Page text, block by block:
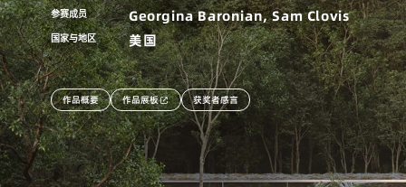
参赛成员 Georgina Baronian, Sam Clovis
国家与地区 美国
作品概要 作品展板 获奖者感言